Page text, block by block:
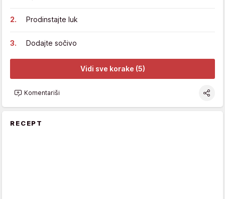
Prodinstajte luk
Dodajte sočivo
Vidi sve korake (5)
Komentariši
RECEPT